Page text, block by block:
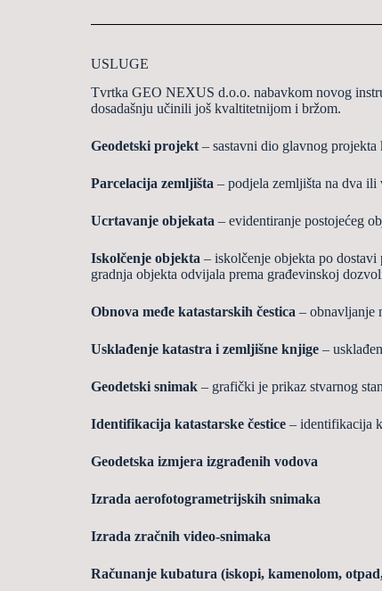
USLUGE
Tvrtka GEO NEXUS d.o.o. nabavkom novog
dosadašnju učinili još kvaltitetnijom i bržom.
Geodetski projekt – sastavni dio glavnog projekta
Parcelacija zemljišta – podjela zemljišta na dva ili
Ucrtavanje objekata – evidentiranje postojećeg
Iskolčenje objekta – iskolčenje objekta po
gradnja objekta odvijala prema građevinskoj
Obnova međe katastarskih čestica – obnavljanje
Usklađenje katastra i zemljišne knjige – usklađ
Geodetski snimak – grafički je prikaz stvarnog
Identifikacija katastarske čestice – identifikacija
Geodetska izmjera izgrađenih vodova
Izrada aerofotogrametrijskih snimaka
Izrada zračnih video-snimaka
Računanje kubatura (iskopi, kamenolom,